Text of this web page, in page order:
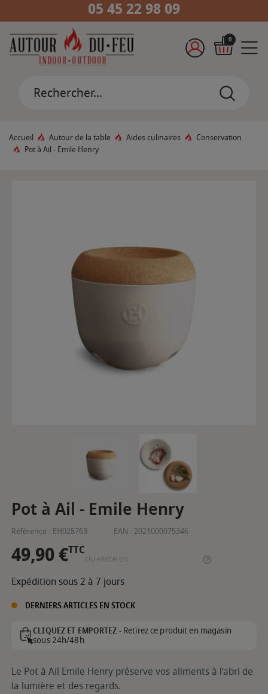
05 45 22 98 09
0
Accueil Autour de la table Aides culinaires
Conservation
Pot à Ail - Emile Henry
Pot à Ail - Emile Henry
Référence : EH028763 EAN : 2021000075346
49,90 €TTC
OU PAYER EN
Expédition sous 2 à 7 jours
DERNIERS ARTICLES EN STOCK
CLIQUEZ ET EMPORTEZ -Retirez ce produit en magasin
sous 24h/48h
Le Pot à Ail Emile Henry préserve vos aliments à l’abri de
la lumière et des regards.